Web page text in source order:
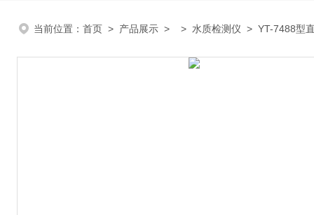
当前位置： 首页 > 产品展示 > > 水质检测仪 > YT-7488型